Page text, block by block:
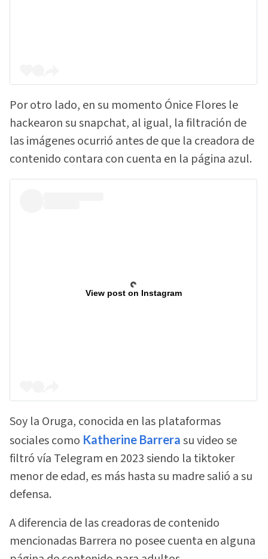
Por otro lado, en su momento Ónice Flores le
hackearon su snapchat, al igual, la filtración de
las imágenes ocurrió antes de que la creadora de
contenido contara con cuenta en la página azul.
View post on Instagram
Soy la Oruga, conocida en las plataformas
sociales como Katherine Barrera su video se
filtró vía Telegram en 2023 siendo la tiktoker
menor de edad, es más hasta su madre salió a su
defensa.
A diferencia de las creadoras de contenido
mencionadas Barrera no posee cuenta en alguna